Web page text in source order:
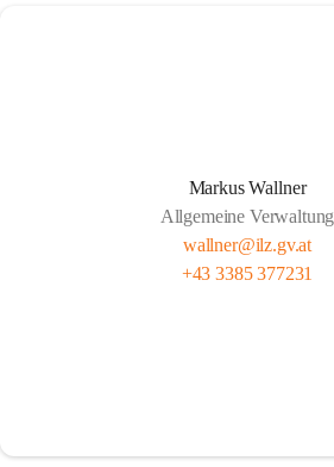
Markus Wallner
Allgemeine Verwaltung
wallner@ilz.gv.at
+43 3385 377231